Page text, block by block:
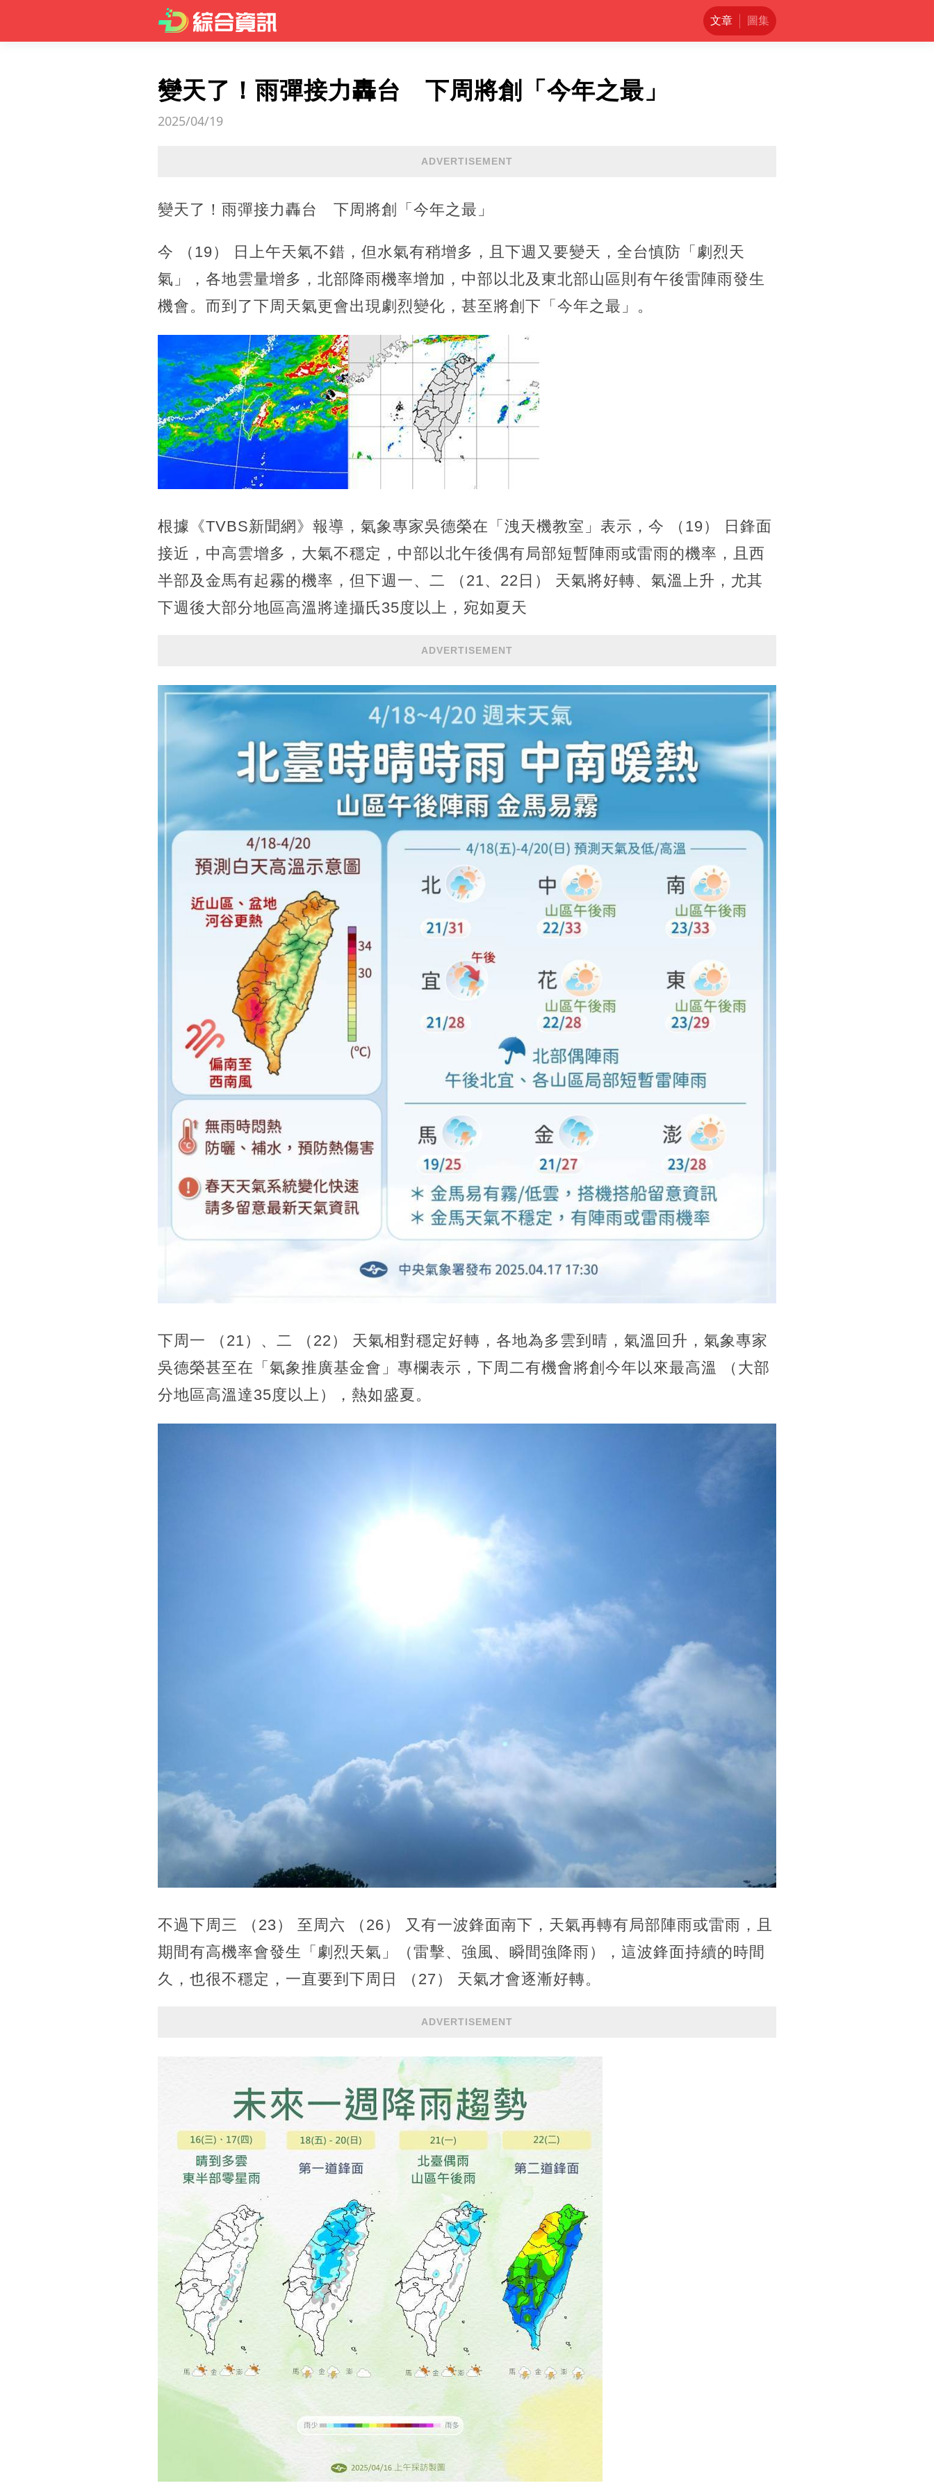
文章 圖集
變天了！雨彈接力轟台 下周將創「今年之最」
2025/04/19
ADVERTISEMENT
變天了！雨彈接力轟台 下周將創「今年之最」
今 （19） 日上午天氣不錯，但水氣有稍增多，且下週又要變天，全台慎防「劇烈天
氣」，各地雲量增多，北部降雨機率增加，中部以北及東北部山區則有午後雷陣雨發生
機會。而到了下周天氣更會出現劇烈變化，甚至將創下「今年之最」。
根據《TVBS新聞網》報導，氣象專家吳德榮在「洩天機教室」表示，今 （19） 日鋒面
接近，中高雲增多，大氣不穩定，中部以北午後偶有局部短暫陣雨或雷雨的機率，且西
半部及金馬有起霧的機率，但下週一、二 （21、22日） 天氣將好轉、氣溫上升，尤其
下週後大部分地區高溫將達攝氏35度以上，宛如夏天
ADVERTISEMENT
下周一 （21）、二 （22） 天氣相對穩定好轉，各地為多雲到晴，氣溫回升，氣象專家
吳德榮甚至在「氣象推廣基金會」專欄表示，下周二有機會將創今年以來最高溫 （大部
分地區高溫達35度以上），熱如盛夏。
不過下周三 （23） 至周六 （26） 又有一波鋒面南下，天氣再轉有局部陣雨或雷雨，且
期間有高機率會發生「劇烈天氣」（雷擊、強風、瞬間強降雨），這波鋒面持續的時間
久，也很不穩定，一直要到下周日 （27） 天氣才會逐漸好轉。
ADVERTISEMENT